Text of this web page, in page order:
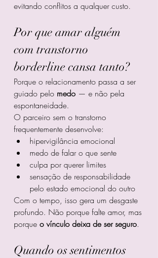
evitando conflitos a qualquer custo.
Por que amar alguém
com transtorno
borderline cansa tanto?
Porque o relacionamento passa a ser
guiado pelo medo — e não pela
espontaneidade.
O parceiro sem o transtorno
frequentemente desenvolve:
hipervigilância emocional
medo de falar o que sente
culpa por querer limites
sensação de responsabilidade
pelo estado emocional do outro
Com o tempo, isso gera um desgaste
profundo. Não porque falte amor, mas
porque o vínculo deixa de ser seguro.
Quando os sentimentos